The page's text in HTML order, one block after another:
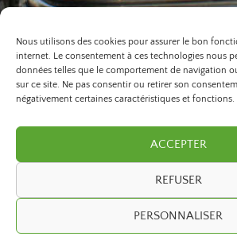
Nous utilisons des cookies pour assurer le bon
internet. Le consentement à ces technologies nous
données telles que le comportement de navigation
sur ce site. Ne pas consentir ou retirer son
négativement certaines caractéristiques et fonctions.
ACCEPTER
REFUSER
PERSONNALISER
Les bons plans
©2026 Paris Balade. Tous